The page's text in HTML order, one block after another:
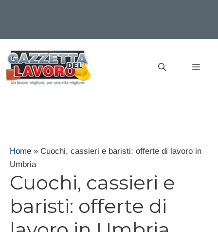
contenuto
Home » Cuochi, cassieri e baristi: offerte di lavoro in
Umbria
Cuochi, cassieri e
baristi: offerte di